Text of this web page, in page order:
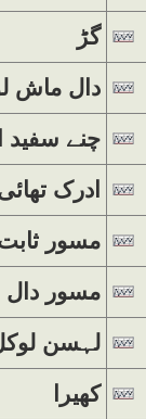
گڑ
دال ماش
چنے سفید
ادرک
مسور ثابت
مسور دال
لہسن
کھیرا